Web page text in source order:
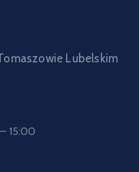
Lubelskim
15:00